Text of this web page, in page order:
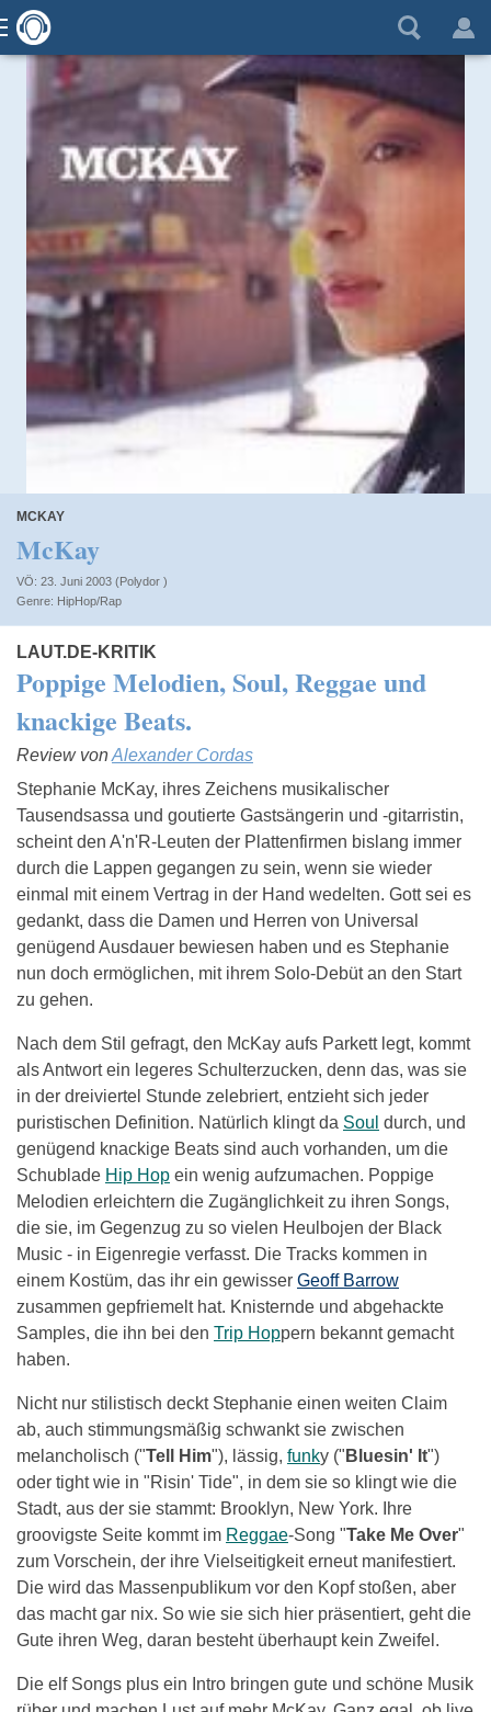
MCKAY
McKay
VÖ: 23. Juni 2003 (Polydor )
HipHop/Rap
LAUT.DE-KRITIK
Poppige Melodien, Soul, Reggae und
knackige Beats.
Review vonAlexander Cordas
Stephanie McKay, ihres Zeichens musikalischer
Tausendsassa und goutierte Gastsängerin und -gitarristin,
scheint den A'n'R-Leuten der Plattenfirmen bislang immer
durch die Lappen gegangen zu sein, wenn sie wieder
einmal mit einem Vertrag in der Hand wedelten. Gott sei es
gedankt, dass die Damen und Herren von Universal
genügend Ausdauer bewiesen haben und es Stephanie
nun doch ermöglichen, mit ihrem Solo-Debüt an den Start
zu gehen.
Nach dem Stil gefragt, den McKay aufs Parkett legt, kommt
als Antwort ein legeres Schulterzucken, denn das, was sie
in der dreiviertel Stunde zelebriert, entzieht sich jeder
puristischen Definition. Natürlich klingt da Soul durch, und
genügend knackige Beats sind auch vorhanden, um die
Schublade Hip Hop ein wenig aufzumachen. Poppige
Melodien erleichtern die Zugänglichkeit zu ihren Songs,
die sie, im Gegenzug zu so vielen Heulbojen der Black
Music - in Eigenregie verfasst. Die Tracks kommen in
einem Kostüm, das ihr ein gewisser Geoff Barrow
zusammen gepfriemelt hat. Knisternde und abgehackte
Samples, die ihn bei den Trip Hoppern bekannt gemacht
haben.
Nicht nur stilistisch deckt Stephanie einen weiten Claim
ab, auch stimmungsmäßig schwankt sie zwischen
melancholisch ("Tell Him"), lässig, funky (" Bluesin' It")
oder tight wie in "Risin' Tide", in dem sie so klingt wie die
Stadt, aus der sie stammt: Brooklyn, New York. Ihre
groovigste Seite kommt im Reggae-Song "Take Me Over"
zum Vorschein, der ihre Vielseitigkeit erneut manifestiert.
Die wird das Massenpublikum vor den Kopf stoßen, aber
das macht gar nix. So wie sie sich hier präsentiert, geht die
Gute ihren Weg, daran besteht überhaupt kein Zweifel.
Die elf Songs plus ein Intro bringen gute und schöne Musik